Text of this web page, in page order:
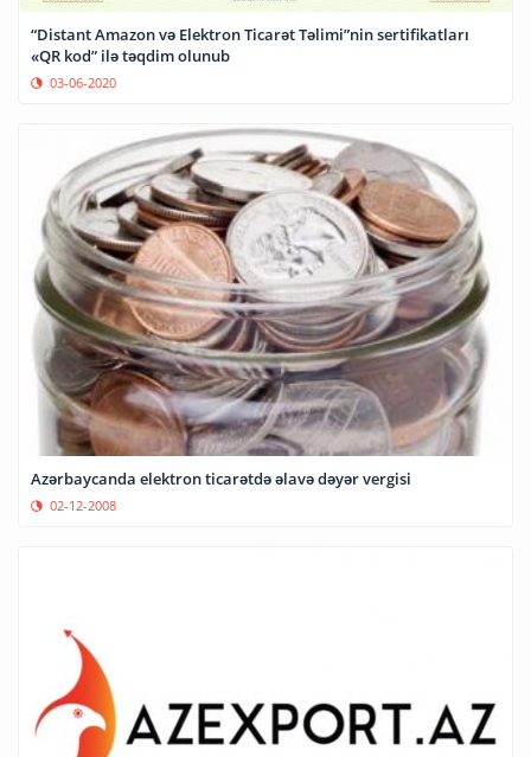
“Distant Amazon və Elektron Ticarət Təlimi”nin sertifikatları
«QR kod” ilə təqdim olunub
03-06-2020
Azərbaycanda elektron ticarətdə əlavə dəyər vergisi
02-12-2008